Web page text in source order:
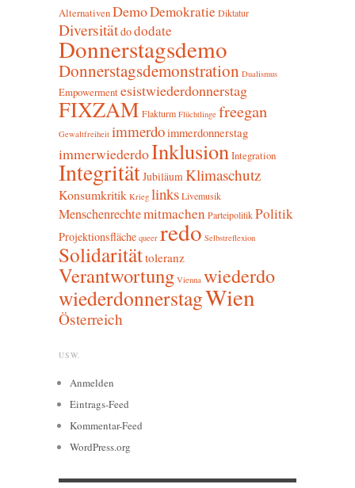
AlternativenDemoDemokratie Diktatur
Diversitätdododate
Donnerstagsdemo
Donnerstagsdemonstration Dualismus
Empowermentesistwiederdonnerstag
FIXZAM Flakturm Flüchtlinge freegan
Gewaltfreiheit immerdoimmerdonnerstag
immerwiederdoInklusion Integration
IntegritätJubiläum Klimaschutz
Konsumkritik Krieg linksLivemusik
Menschenrechtemitmachen ParteipolitikPolitik
Projektionsfläche queer redo Selbstreflexion
Solidaritättoleranz
Verantwortung Vienna wiederdo
wiederdonnerstagWien
Österreich
USW.
Anmelden
Eintrags-Feed
Kommentar-Feed
WordPress.org